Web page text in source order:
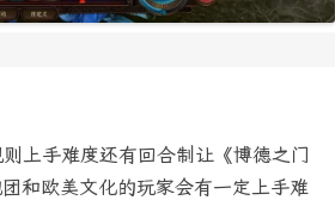
上手难度还有回合制让《博德之门
和欧美文化的玩家会有一定上手难